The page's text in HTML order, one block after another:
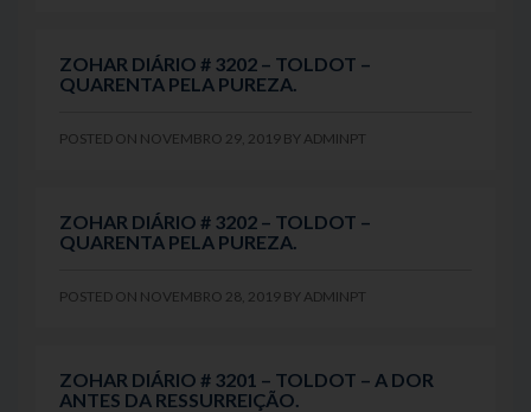
ZOHAR DIÁRIO # 3202 – TOLDOT –
QUARENTA PELA PUREZA.
POSTED ON NOVEMBRO 29, 2019 BY ADMINPT
ZOHAR DIÁRIO # 3202 – TOLDOT –
QUARENTA PELA PUREZA.
POSTED ON NOVEMBRO 28, 2019 BY ADMINPT
ZOHAR DIÁRIO # 3201 – TOLDOT – A DOR
ANTES DA RESSURREIÇÃO.